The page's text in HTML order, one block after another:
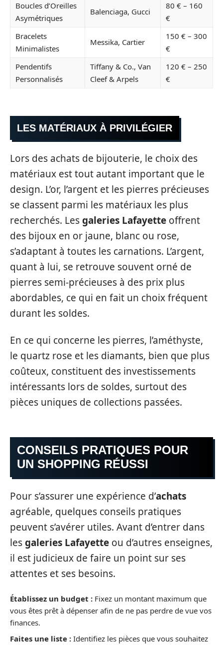
Boucles d’Oreilles
Asymétriques
Balenciaga, Gucci
80 € – 160
€
Bracelets
Minimalistes
Messika, Cartier
150 € – 300
€
Pendentifs
Personnalisés
Tiffany & Co., Van
Cleef & Arpels
120 € – 250
€
LES MATÉRIAUX À PRIVILÉGIER
Lors des achats de bijouterie, le choix des
matériaux est tout autant important que le
design. L’or, l’argent et les pierres précieuses
se classent parmi les matériaux les plus
recherchés. Lesgaleries Lafayette offrent
des bijoux en or jaune, blanc ou rose,
s’adaptant à toutes les carnations. L’argent,
quant à lui, se retrouve souvent orné de
pierres semi-précieuses à des prix plus
abordables, ce qui en fait un choix fréquent
durant les soldes.
En ce qui concerne les pierres, l’améthyste,
le quartz rose et les diamants, bien que plus
coûteux, constituent des investissements
intéressants lors de soldes, surtout des
pièces uniques de collections passées.
CONSEILS PRATIQUES POUR
UN SHOPPING RÉUSSI
Pour s’assurer une expérience d’achats
agréable, quelques conseils pratiques
peuvent s’avérer utiles. Avant d’entrer dans
lesgaleries Lafayette ou d’autres enseignes,
il est judicieux de faire un point sur ses
attentes et ses besoins.
Établissez un budget : Fixez un montant maximum que
vous êtes prêt à dépenser afin de ne pas perdre de vue vos
finances.
Faites une liste : Identifiez les pièces que vous souhaitez